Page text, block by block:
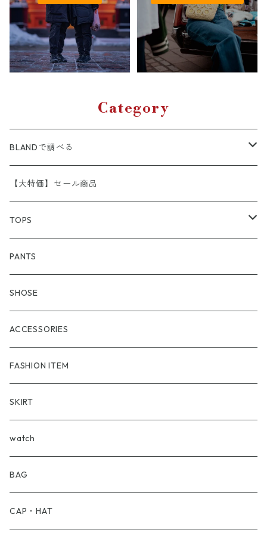
Category
BLANDで調べる
A.P.C
APE （A BATHING APE）
adidas
Aroha Burossamu
ARCTERYX
BURBERRY
BVLGARI
Barbour
BEAMS
BRU NA BOINN
【大特価】セール商品
TOPS
アウター
フーディー
スゥエット
セーター
Shirt
T-Shirt
PANTS
SHOSE
ACCESSORIES
FASHION ITEM
SKIRT
watch
BAG
CAP・HAT